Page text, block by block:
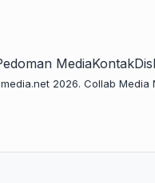
MediaKontak
2026. Collab Media